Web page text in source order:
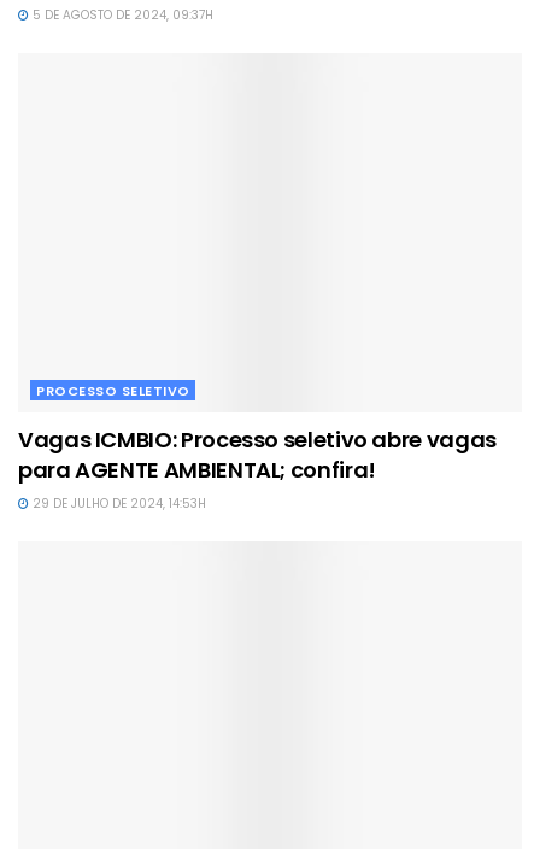
5 DE AGOSTO DE 2024, 09:37H
PROCESSO SELETIVO
Vagas ICMBIO: Processo seletivo abre vagas
para AGENTE AMBIENTAL; confira!
29 DE JULHO DE 2024, 14:53H